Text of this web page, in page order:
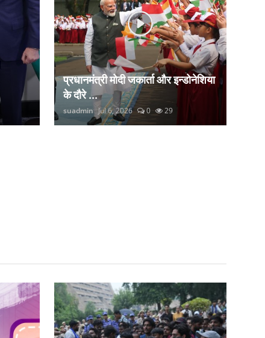
प्रधानमंत्री मोदी जकार्ता और इन्डोनेशिया
के दौरे ...
suadmin Jul 6, 2026 0 29